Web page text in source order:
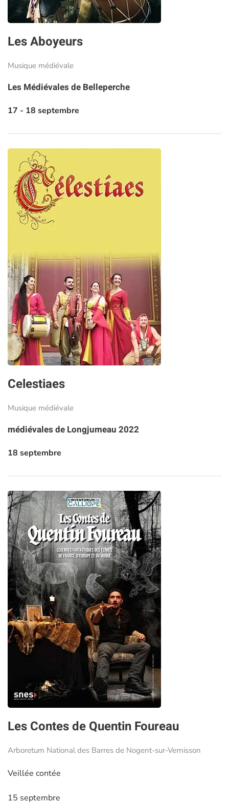
Les Aboyeurs
Musique médiévale
Les Médiévales de Belleperche
17 - 18 septembre
Celestiaes
Musique médiévale
médiévales de Longjumeau 2022
18 septembre
Les Contes de Quentin Foureau
Arboretum National des Barres de Nogent-sur-Vernisson
Veillée contée
15 septembre